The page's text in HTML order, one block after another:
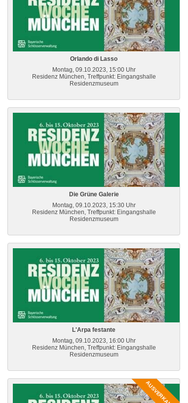
Orlando di Lasso
Montag, 09.10.2023, 15:00 Uhr
Residenz München, Treffpunkt: Eingangshalle
Residenzmuseum
Die Grüne Galerie
Montag, 09.10.2023, 15:30 Uhr
Residenz München, Treffpunkt: Eingangshalle
Residenzmuseum
L'Arpa festante
Montag, 09.10.2023, 16:00 Uhr
Residenz München, Treffpunkt: Eingangshalle
Residenzmuseum
AUSVERKAUFT